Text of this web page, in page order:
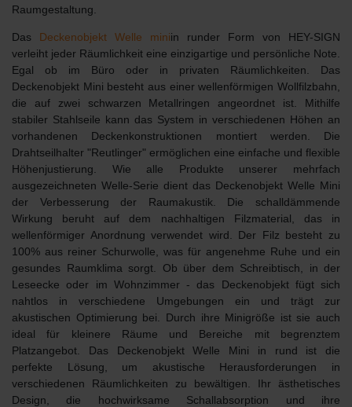
Raumgestaltung.
Das Deckenobjekt Welle miniin runder Form von HEY-SIGN
verleiht jeder Räumlichkeit eine einzigartige und persönliche Note.
Egal ob im Büro oder in privaten Räumlichkeiten. Das
Deckenobjekt Mini besteht aus einer wellenförmigen Wollfilzbahn,
die auf zwei schwarzen Metallringen angeordnet ist. Mithilfe
stabiler Stahlseile kann das System in verschiedenen Höhen an
vorhandenen Deckenkonstruktionen montiert werden. Die
Drahtseilhalter "Reutlinger" ermöglichen eine einfache und flexible
Höhenjustierung. Wie alle Produkte unserer mehrfach
ausgezeichneten Welle-Serie dient das Deckenobjekt Welle Mini
der Verbesserung der Raumakustik . Die schalldämmende
Wirkung beruht auf dem nachhaltigen Filzmaterial, das in
wellenförmiger Anordnung verwendet wird. Der Filz besteht zu
100% aus reiner Schurwolle, was für angenehme Ruhe und ein
gesundes Raumklima sorgt. Ob über dem Schreibtisch, in der
Leseecke oder im Wohnzimmer - das Deckenobjekt fügt sich
nahtlos in verschiedene Umgebungen ein und trägt zur
akustischen Optimierung bei. Durch ihre Minigröße ist sie auch
ideal für kleinere Räume und Bereiche mit begrenztem
Platzangebot. Das Deckenobjekt Welle Mini in rund ist die
perfekte Lösung, um akustische Herausforderungen in
verschiedenen Räumlichkeiten zu bewältigen. Ihr ästhetisches
Design, die hochwirksame Schallabsorption und ihre